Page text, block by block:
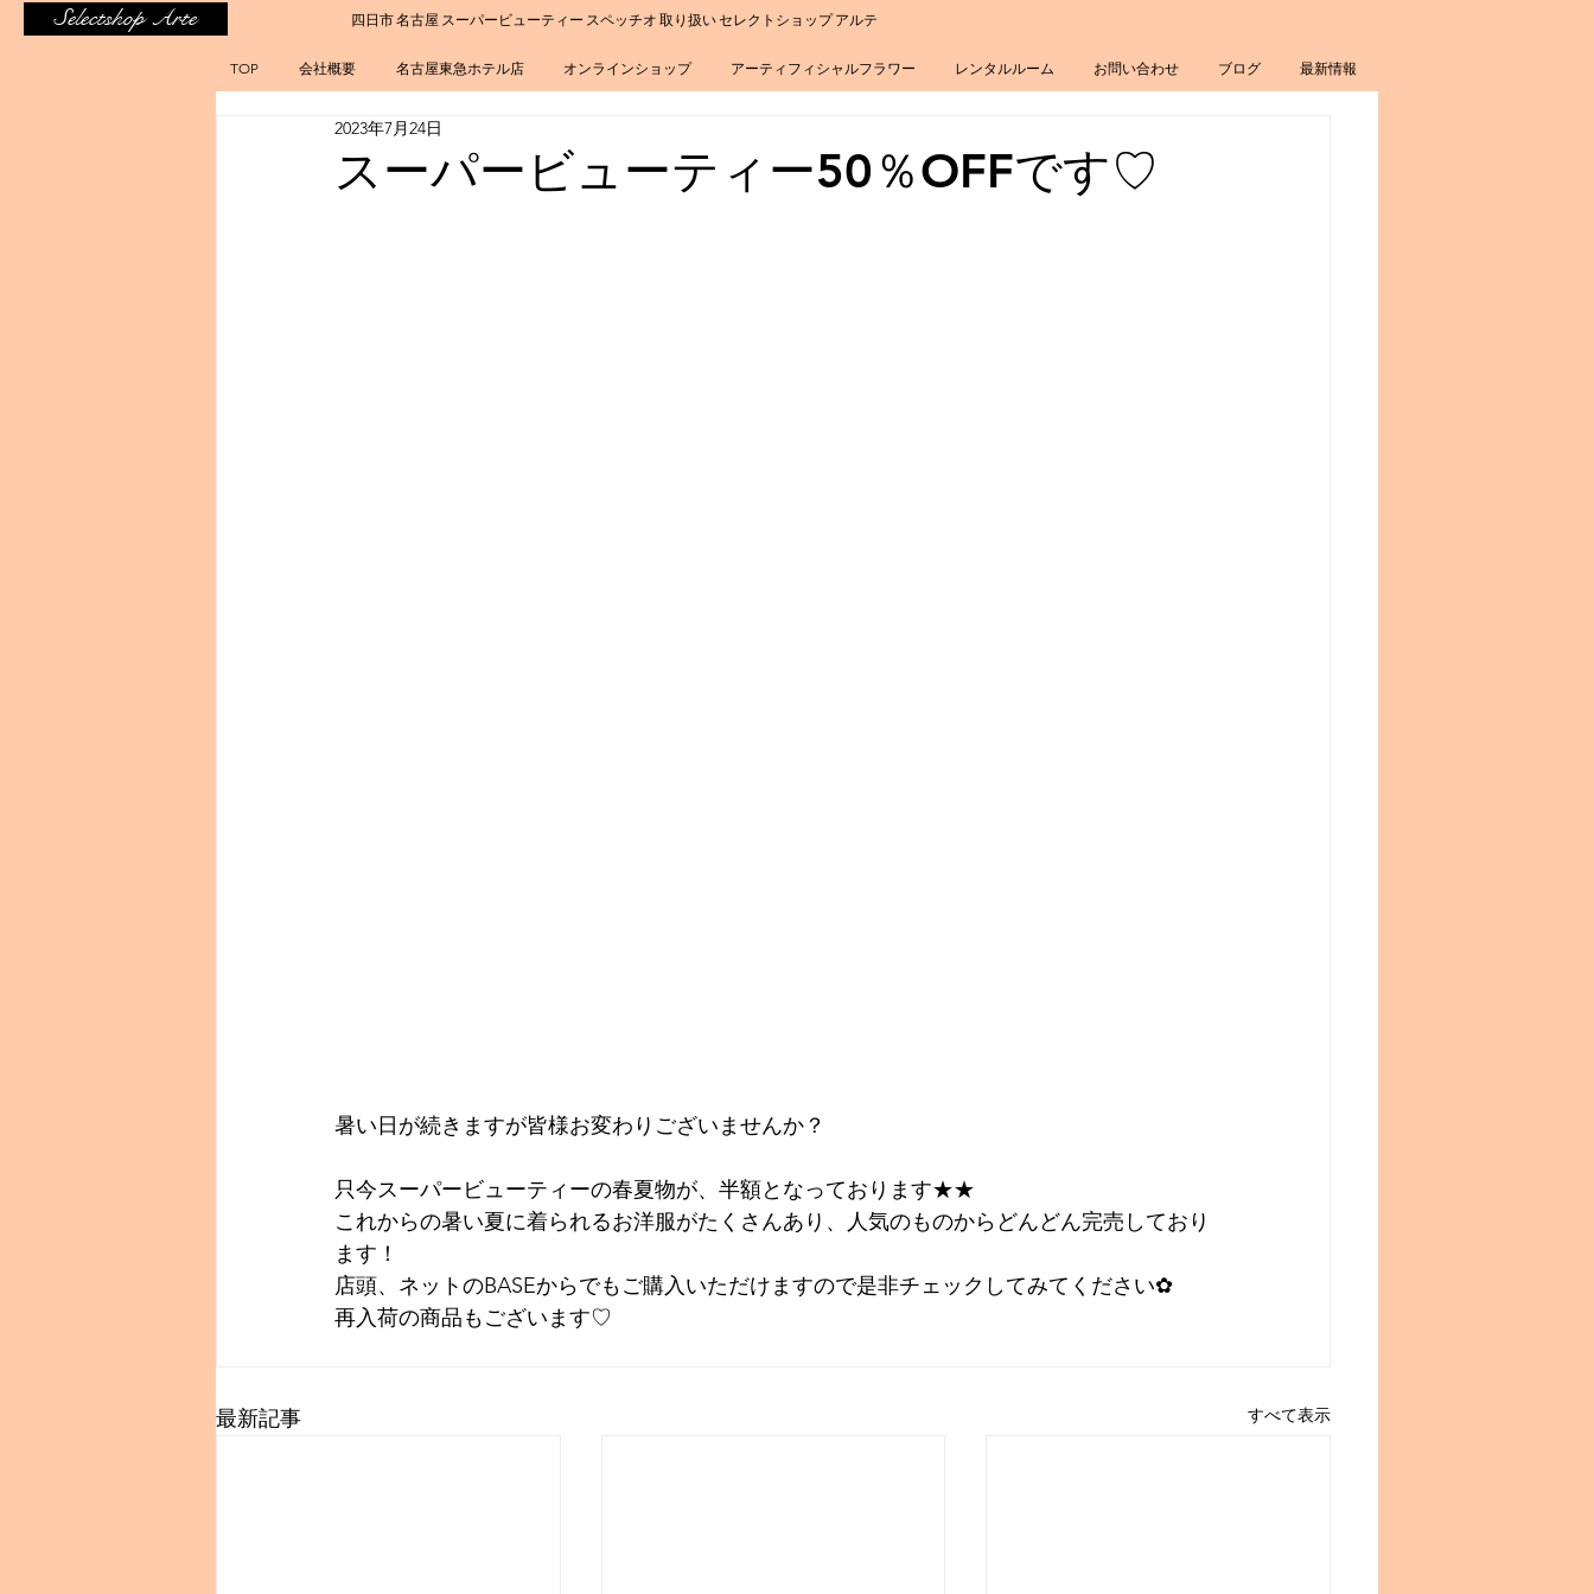
Selectshop Arte 四日市 名古屋 スーパービューティー スペッチオ 取り扱い セレクトショップ アルテ
TOP 会社概要 名古屋東急ホテル店 オンラインショップ アーティフィシャルフラワー レンタルルーム お問い合わせ ブログ 最新情報
スーパービューティー50％OFFです♡
2023年7月24日
暑い日が続きますが皆様お変わりございませんか？
只今スーパービューティーの春夏物が、半額となっております★★
これからの暑い夏に着られるお洋服がたくさんあり、人気のものからどんどん完売しており
ます！
店頭、ネットのBASEからでもご購入いただけますので是非チェックしてみてください✿
再入荷の商品もございます♡
最新記事 すべて表示